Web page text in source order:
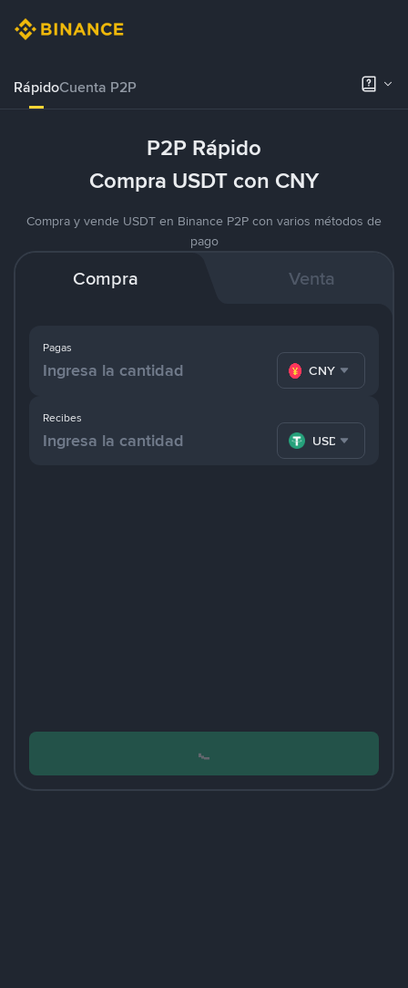
RápidoCuenta P2P
P2P Rápido
Compra USDT con CNY
Compra y vende USDT en Binance P2P con varios métodos de
pago
Compra Venta
Pagas
CNY
Recibes
USDT